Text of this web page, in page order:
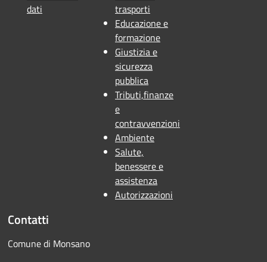
dati
trasporti
Educazione e
formazione
Giustizia e
sicurezza
pubblica
Tributi,finanze
e
contravvenzioni
Ambiente
Salute,
benessere e
assistenza
Autorizzazioni
Contatti
Comune di Monsano